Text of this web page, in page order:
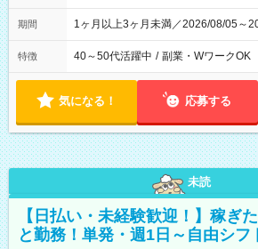
期間 1ヶ月以上3ヶ月未満／2026/08/05～
特徴 40～50代活躍中 / 副業・WワークOK
気になる！ 応募する
未読
【日払い・未経験歓迎！】稼ぎ
と勤務！単発・週1日～自由シフ